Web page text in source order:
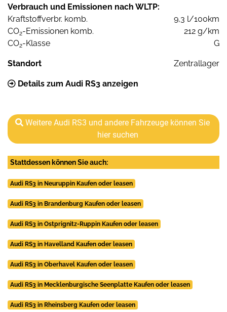
Verbrauch und Emissionen nach WLTP:
Kraftstoffverbr. komb.
9,3 l/100km
CO2-Emissionen komb.
212 g/km
CO2-Klasse G
Standort Zentrallager
Details zum Audi RS3 anzeigen
Weitere Audi RS3 und andere Fahrzeuge können Sie
hier suchen
Stattdessen können Sie auch:
Audi RS3 in Neuruppin Kaufen oder leasen
Audi RS3 in Brandenburg Kaufen oder leasen
Audi RS3 in Ostprignitz-Ruppin Kaufen oder leasen
Audi RS3 in Havelland Kaufen oder leasen
Audi RS3 in Oberhavel Kaufen oder leasen
Audi RS3 in Mecklenburgische Seenplatte Kaufen oder leasen
Audi RS3 in Rheinsberg Kaufen oder leasen